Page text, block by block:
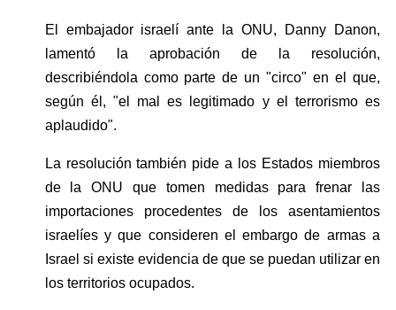
El embajador israelí ante la ONU, Danny Danon,
lamentó la aprobación de la resolución,
describiéndola como parte de un "circo" en el que,
según él, "el mal es legitimado y el terrorismo es
aplaudido".
La resolución también pide a los Estados miembros
de la ONU que tomen medidas para frenar las
importaciones procedentes de los asentamientos
israelíes y que consideren el embargo de armas a
Israel si existe evidencia de que se puedan utilizar en
los territorios ocupados.